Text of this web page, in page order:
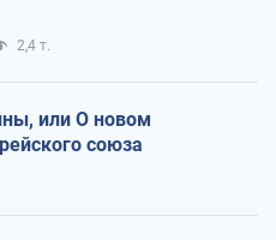
2,4 т.
или О новом
союза